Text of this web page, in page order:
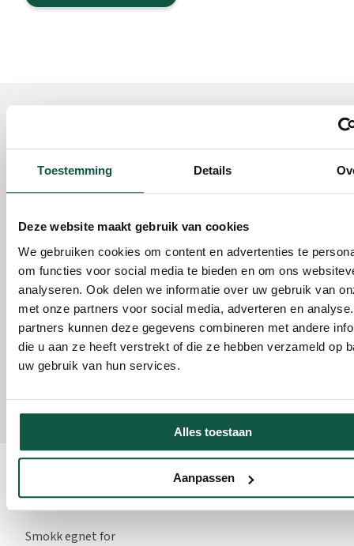
Toestemming Details
Deze website maakt gebruik van cookies
We gebruiken cookies om content en advertenties te
om functies voor social media te bieden en om ons
analyseren. Ook delen we informatie over uw gebruik van
met onze partners voor social media, adverteren en
partners kunnen deze gegevens combineren met andere
die u aan ze heeft verstrekt of die ze hebben verzameld op
uw gebruik van hun services.
Alles toestaan
Aanpassen
MilkFeeder 1 med smokk
'Valved'
Art. kode 250560
Anbefalt antall per Smokk
MilkFeeder 5 med
'Valved'
Art. kode 250563
produktet
Smokk egnet for
Be om et tilbud